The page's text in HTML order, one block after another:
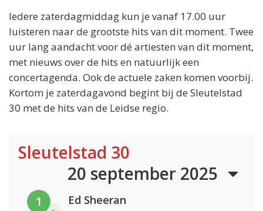
Iedere zaterdagmiddag kun je vanaf 17.00 uur
luisteren naar de grootste hits van dit moment. Twee
uur lang aandacht voor dé artiesten van dit moment,
met nieuws over de hits en natuurlijk een
concertagenda. Ook de actuele zaken komen voorbij.
Kortom je zaterdagavond begint bij de Sleutelstad
30 met de hits van de Leidse regio.
Sleutelstad 30
20 september 2025
1 Ed Sheeran